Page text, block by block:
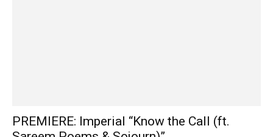
PREMIERE: Imperial “Know the Call (ft.